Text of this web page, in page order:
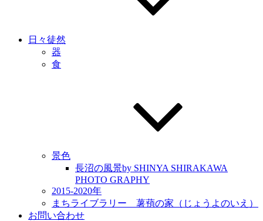
日々徒然
器
食
景色
長沼の風景by SHINYA SHIRAKAWA
PHOTO GRAPHY
2015-2020年
まちライブラリー 薯蕷の家（じょうよのいえ）
お問い合わせ